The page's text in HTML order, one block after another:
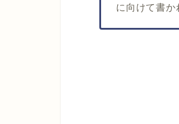
に向けて書か